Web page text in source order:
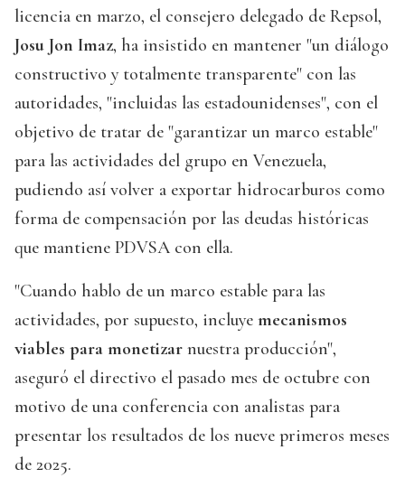
licencia en marzo, el consejero delegado de Repsol,
Josu Jon Imaz, ha insistido en mantener "un diálogo
constructivo y totalmente transparente" con las
autoridades, "incluidas las estadounidenses", con el
objetivo de tratar de "garantizar un marco estable"
para las actividades del grupo en Venezuela,
pudiendo así volver a exportar hidrocarburos como
forma de compensación por las deudas históricas
que mantiene PDVSA con ella.
"Cuando hablo de un marco estable para las
actividades, por supuesto, incluye mecanismos
viables para monetizar nuestra producción",
aseguró el directivo el pasado mes de octubre con
motivo de una conferencia con analistas para
presentar los resultados de los nueve primeros meses
de 2025.